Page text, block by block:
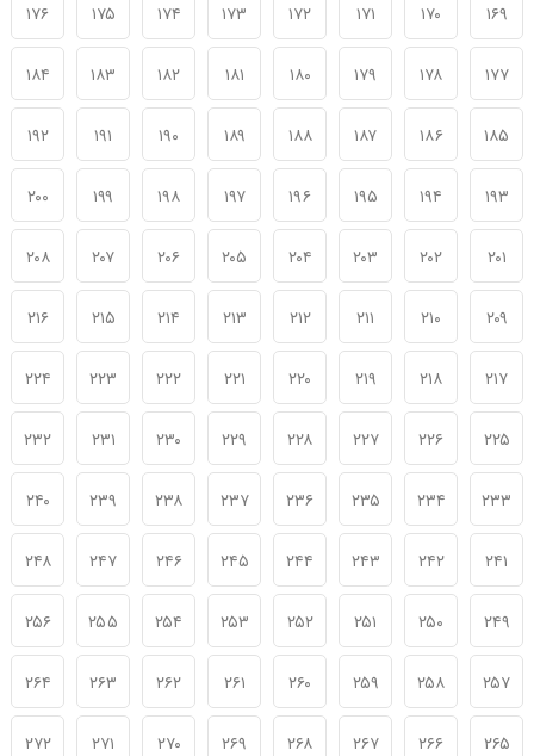
۱۶۹ ۱۷۰ ۱۷۱ ۱۷۲ ۱۷۳ ۱۷۴ ۱۷۵ ۱۷۶
۱۷۷ ۱۷۸ ۱۷۹ ۱۸۰ ۱۸۱ ۱۸۲ ۱۸۳ ۱۸۴
۱۸۵ ۱۸۶ ۱۸۷ ۱۸۸ ۱۸۹ ۱۹۰ ۱۹۱ ۱۹۲
۱۹۳ ۱۹۴ ۱۹۵ ۱۹۶ ۱۹۷ ۱۹۸ ۱۹۹ ۲۰۰
۲۰۱ ۲۰۲ ۲۰۳ ۲۰۴ ۲۰۵ ۲۰۶ ۲۰۷ ۲۰۸
۲۰۹ ۲۱۰ ۲۱۱ ۲۱۲ ۲۱۳ ۲۱۴ ۲۱۵ ۲۱۶
۲۱۷ ۲۱۸ ۲۱۹ ۲۲۰ ۲۲۱ ۲۲۲ ۲۲۳ ۲۲۴
۲۲۵ ۲۲۶ ۲۲۷ ۲۲۸ ۲۲۹ ۲۳۰ ۲۳۱ ۲۳۲
۲۳۳ ۲۳۴ ۲۳۵ ۲۳۶ ۲۳۷ ۲۳۸ ۲۳۹ ۲۴۰
۲۴۱ ۲۴۲ ۲۴۳ ۲۴۴ ۲۴۵ ۲۴۶ ۲۴۷ ۲۴۸
۲۴۹ ۲۵۰ ۲۵۱ ۲۵۲ ۲۵۳ ۲۵۴ ۲۵۵ ۲۵۶
۲۵۷ ۲۵۸ ۲۵۹ ۲۶۰ ۲۶۱ ۲۶۲ ۲۶۳ ۲۶۴
۲۶۵ ۲۶۶ ۲۶۷ ۲۶۸ ۲۶۹ ۲۷۰ ۲۷۱ ۲۷۲